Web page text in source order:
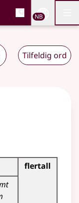
og
NB
Tilfeldig ord
flertall